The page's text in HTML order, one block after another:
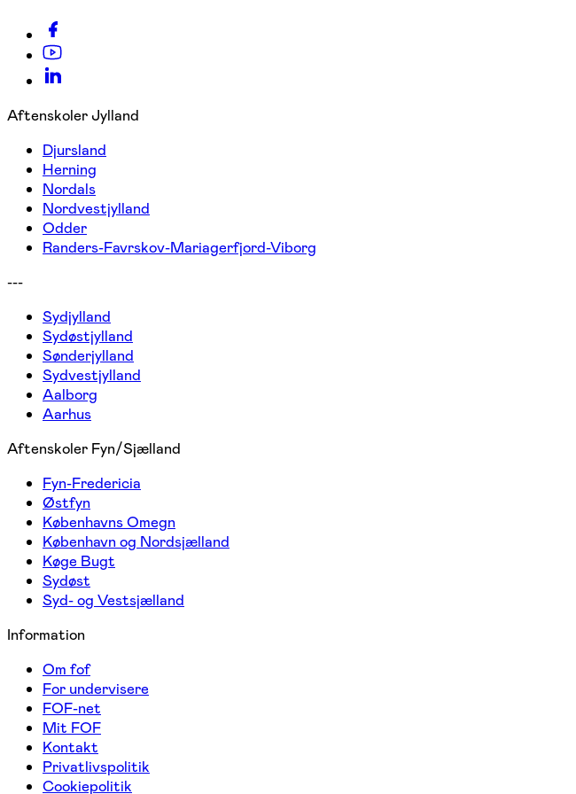
Aftenskoler Jylland
Djursland
Herning
Nordals
Nordvestjylland
Odder
Randers-Favrskov-Mariagerfjord-Viborg
---
Sydjylland
Sydøstjylland
Sønderjylland
Sydvestjylland
Aalborg
Aarhus
Aftenskoler Fyn/Sjælland
Fyn-Fredericia
Østfyn
Københavns Omegn
København og Nordsjælland
Køge Bugt
Sydøst
Syd- og Vestsjælland
Information
Om fof
For undervisere
FOF-net
Mit FOF
Kontakt
Privatlivspolitik
Cookiepolitik